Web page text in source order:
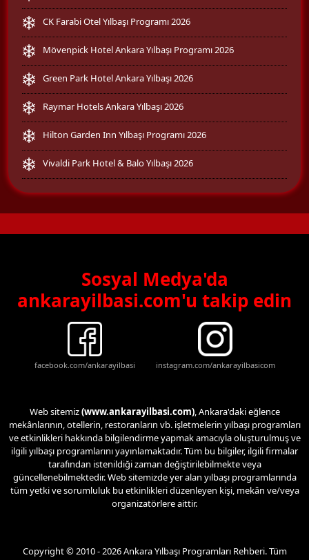
CK Farabi Otel Yılbaşı Programı 2026
Mövenpick Hotel Ankara Yılbaşı Programı 2026
Green Park Hotel Ankara Yılbaşı 2026
Raymar Hotels Ankara Yılbaşı 2026
Hilton Garden Inn Yılbaşı Programı 2026
Vivaldi Park Hotel & Balo Yılbaşı 2026
Sosyal Medya'da
ankarayilbasi.com'u takip edin
facebook.com/ankarayilbasi instagram.com/ankarayilbasicom
Web sitemiz(www.ankarayilbasi.com), Ankara'daki eğlence
mekânlarının, otellerin, restoranların vb. işletmelerin yılbaşı programları
ve etkinlikleri hakkında bilgilendirme yapmak amacıyla oluşturulmuş ve
ilgili yılbaşı programlarını yayınlamaktadır. Tüm bu bilgiler, ilgili firmalar
tarafından istenildiği zaman değiştirilebilmekte veya
güncellenebilmektedir. Web sitemizde yer alan yılbaşı programlarında
tüm yetki ve sorumluluk bu etkinlikleri düzenleyen kişi, mekân ve/veya
organizatörlere aittir.
Copyright © 2010 - 2026 Ankara Yılbaşı Programları Rehberi. Tüm